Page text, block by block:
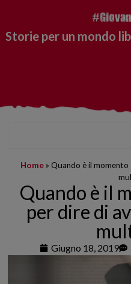
Storie per un mondo
Home» Quando è il
Quando è il
per dire di
Giugno 18, 2019